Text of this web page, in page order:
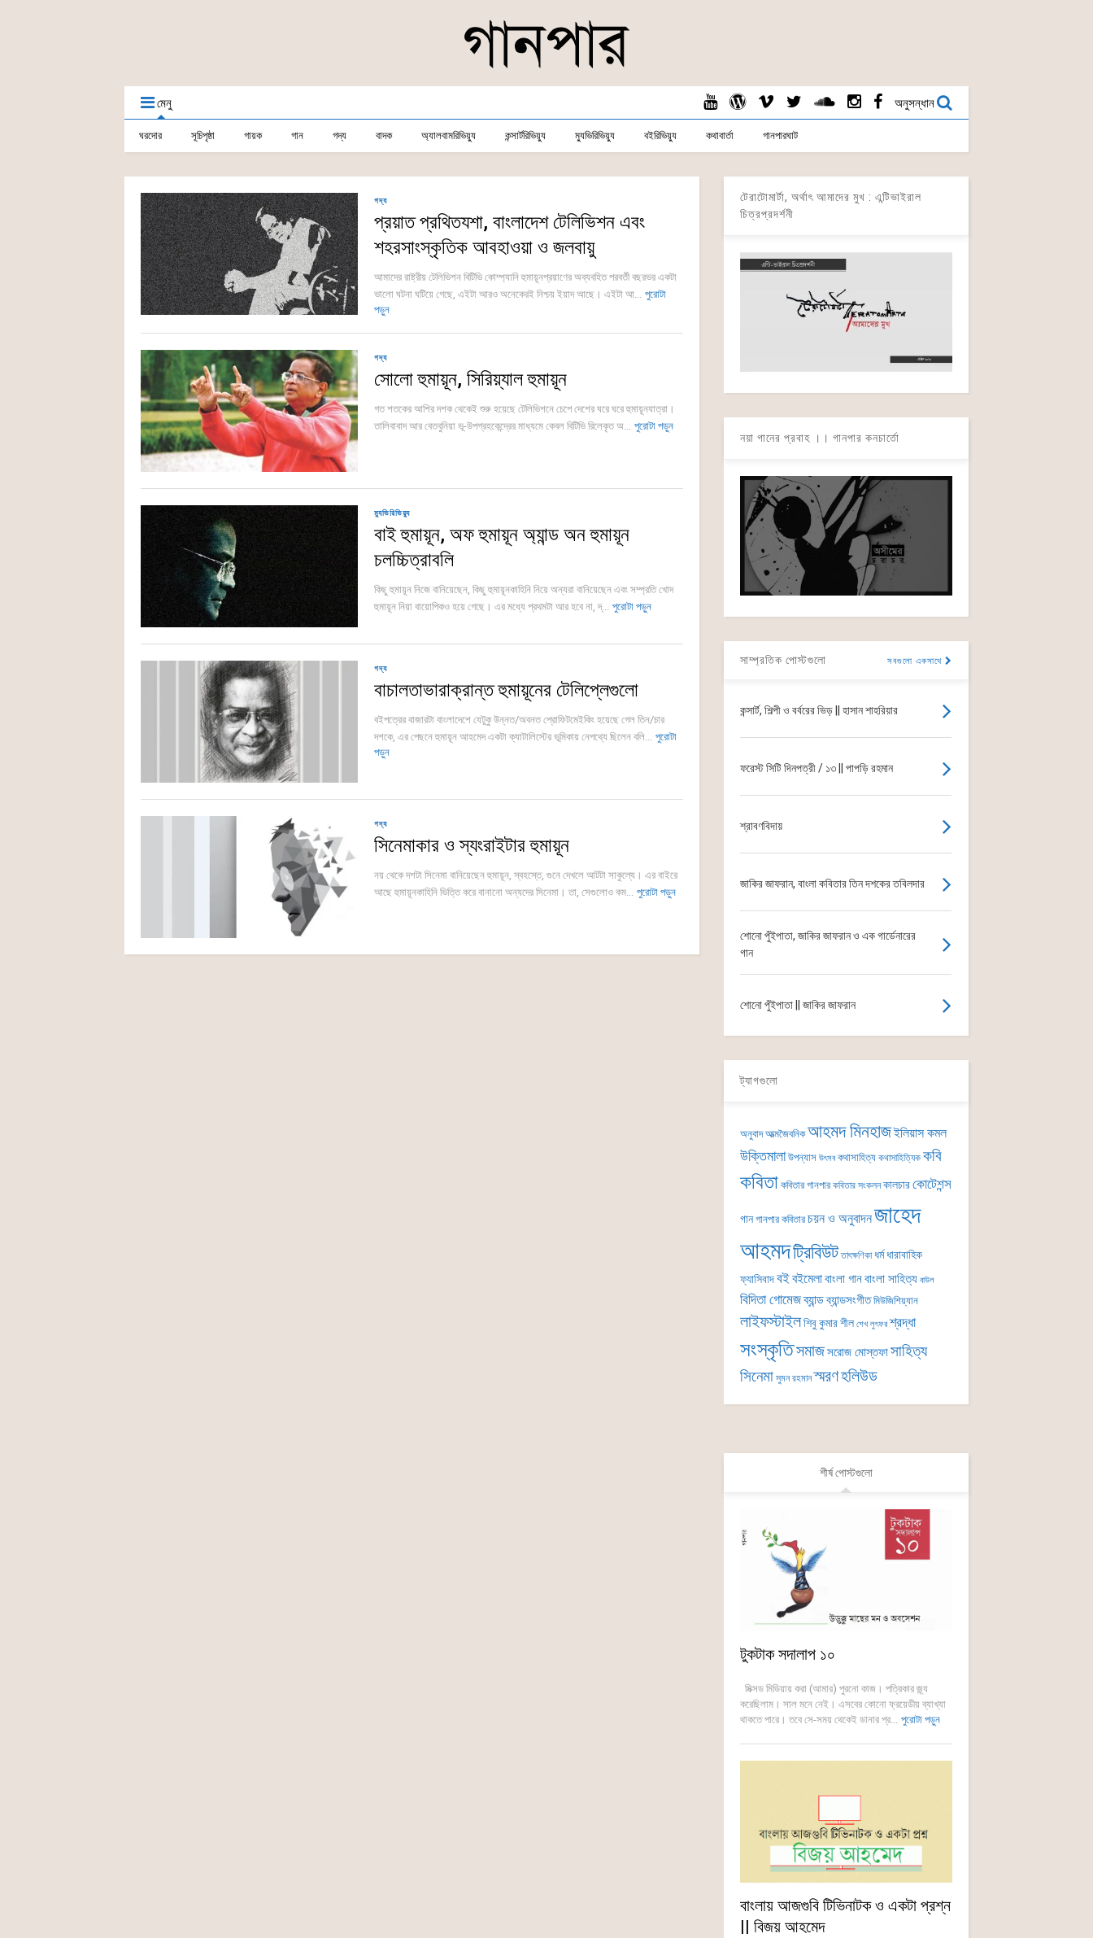
মেনু অনুসন্ধান
ঘরদোর সূচিপৃষ্ঠা গায়ক গান গদ্য বাদক অ্যালবামরিভিয়্যু কন্সার্টরিভিয়্যু ম্যুভিরিভিয়্যু বইরিভিয়্যু কথাবার্তা গানপারঘাট
গদ্য
প্রয়াত প্রথিতযশা, বাংলাদেশ টেলিভিশন এবং
শহরসাংস্কৃতিক আবহাওয়া ও জলবায়ু
আমাদের রাষ্ট্রীয় টেলিভিশন বিটিভি কোম্প্যানি হুমায়ূনপ্রয়াণের অব্যবহিত পরবর্তী বছরভর একটা
ভালো ঘটনা ঘটিয়ে গেছে, এইটা আরও অনেকেরই নিশ্চয় ইয়াদ আছে। এইটা আ... পুরোটা
পড়ুন
গদ্য
সোলো হুমায়ূন, সিরিয়্যাল হুমায়ূন
গত শতকের আশির দশক থেকেই শুরু হয়েছে টেলিভিশনে চেপে দেশের ঘরে ঘরে হুমায়ূনযাত্রা।
তালিবাবাদ আর বেতবুনিয়া ভূ-উপগ্রহকেন্দ্রের মাধ্যমে কেবল বিটিভি রিলেকৃত অ... পুরোটা পড়ুন
ম্যুভিরিভিয়্যু
বাই হুমায়ূন, অফ হুমায়ূন অ্যান্ড অন হুমায়ূন
চলচ্চিত্রাবলি
কিছু হুমায়ূন নিজে বানিয়েছেন, কিছু হুমায়ূনকাহিনি নিয়ে অন্যরা বানিয়েছেন এবং সম্প্রতি খোদ
হুমায়ূন নিয়া বায়োপিকও হয়ে গেছে। এর মধ্যে প্রথমটা আর হবে না, দ্... পুরোটা পড়ুন
গদ্য
বাচালতাভারাক্রান্ত হুমায়ূনের টেলিপ্লেগুলো
বইপত্রের বাজারটা বাংলাদেশে যেটুকু উন্নত/অবনত প্রোফিটমেইকিং হয়েছে গেল তিন/চার
দশকে, এর পেছনে হুমায়ূন আহমেদ একটা ক্যাটালিস্টের ভূমিকায় নেপথ্যে ছিলেন বলি... পুরোটা
পড়ুন
গদ্য
সিনেমাকার ও স্যংরাইটার হুমায়ূন
নয় থেকে দশটা সিনেমা বানিয়েছেন হুমায়ূন, স্বহস্তে, গুনে দেখলে আটটা সাকুল্যে। এর বাইরে
আছে হুমায়ূনকাহিনি ভিত্তি করে বানানো অন্যদের সিনেমা। তা, সেগুলোও কম... পুরোটা পড়ুন
টেরাটোমার্টা, অর্থাৎ আমাদের মুখ : এন্টিভাইরাল
চিত্রপ্রদর্শনী
নয়া গানের প্রবাহ ।। গানপার কনচার্তো
সাম্প্রতিক পোস্টগুলো সবগুলো একসাথে
কন্সার্ট, শিল্পী ও বর্বরের ভিড় || হাসান শাহরিয়ার
ফরেস্ট সিটি দিনপত্রী / ১৩ || পাপড়ি রহমান
শ্রাবণবিদায়
জাকির জাফরান, বাংলা কবিতার তিন দশকের তবিলদার
শোনো পুঁইপাতা, জাকির জাফরান ও এক গার্ডেনারের
গান
শোনো পুঁইপাতা || জাকির জাফরান
ট্যাগগুলো
অনুবাদ আত্মজৈবনিক আহমদ মিনহাজইলিয়াস কমল
উক্তিমালা উপন্যাস উৎসব কথাসাহিত্য কথাসাহিত্যিক কবি
কবিতা কবিতার গানপার কবিতার সংকলন কালচারকোটেশন্স
গান গানপার কবিতার চয়ন ও অনুবাদনজাহেদ
আহমদট্রিবিউট তাৎক্ষণিকা ধর্ম ধারাবাহিক
ফ্যাসিবাদবইবইমেলাবাংলা গানবাংলা সাহিত্য বাউল
বিদিতা গোমেজব্যান্ডব্যান্ডসংগীত মিউজিশিয়্যান
লাইফস্টাইলশিবু কুমার শীল শেখ লুৎফর শ্রদ্ধা
সংস্কৃতিসমাজসরোজ মোস্তফাসাহিত্য
সিনেমা সুমন রহমান স্মরণহলিউড
শীর্ষ পোস্টগুলো
টুকটাক সদালাপ ১০
মিক্সড মিডিয়ায় করা (আমার) পুরনো কাজ। পত্রিকার জ্ন্য
করেছিলাম। সাল মনে নেই। এসবের কোনো ফ্রয়েডীয় ব্যাখ্যা
থাকতে পারে। তবে সে-সময় থেকেই ডানার প্র... পুরোটা পড়ুন
বাংলায় আজগুবি টিভিনাটক ও একটা প্রশ্ন
|| বিজয় আহমেদ